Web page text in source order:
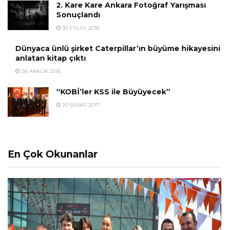
2. Kare Kare Ankara Fotoğraf Yarışması
Sonuçlandı
30 EYLÜL 2016
Dünyaca ünlü şirket Caterpillar’ın büyüme hikayesini
anlatan kitap çıktı
26 ARALIK 2016
“KOBİ’ler KSS ile Büyüyecek”
20 ŞUBAT 2017
En Çok Okunanlar